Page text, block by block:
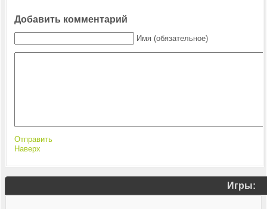
Добавить комментарий
Имя (обязательное)
Отправить
Наверх
Игры: